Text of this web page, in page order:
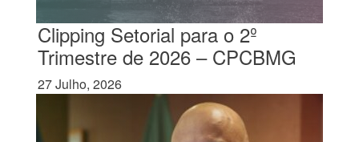
Clipping Setorial para o 2º
Trimestre de 2026 – CPCBMG
27 Julho, 2026